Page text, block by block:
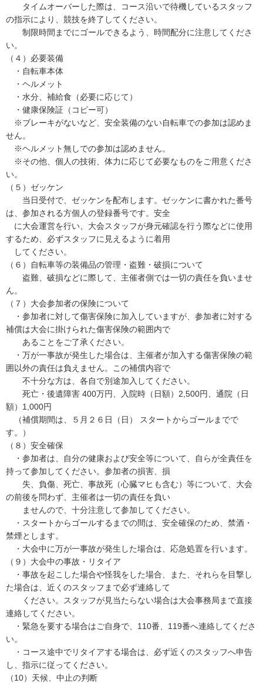
タイムオーバーした際は、コース沿いで待機しているスタッフ
の指示により、競技を終了してください。
制限時間までにゴールできるよう、時間配分に注意してくださ
い。
（４）必要装備
・自転車本体
・ヘルメット
・水分、補給食（必要に応じて）
・健康保険証（コピー可）
※ブレーキがないなど、安全装備のない自転車での参加は認めま
せん。
※ヘルメット無しでの参加は認めません。
※その他、個人の技術、体力に応じて必要なものをご用意くださ
い。
（５）ゼッケン
当日受付で、ゼッケンを配布します。ゼッケンに書かれた番号
は、参加される方個人の登録番号です。安全
に大会運営を行い、大会スタッフが身元確認を行う際などに使用
するため、必ずスタッフに見えるように着用
してください。
（６）自転車等の装備品の管理・盗難・破損について
盗難、破損などに際して、主催者側では一切の責任を負いませ
ん。
（７）大会参加者の保険について
・参加者に対して傷害保険に加入していますが、参加者に対する
補償は大会に掛けられた傷害保険の範囲内で
あることをご了承ください。
・万が一事故が発生した場合は、主催者が加入する傷害保険の範
囲以外の責任は負えません。この補償内容で
不十分な方は、各自で別途加入してください。
死亡・後遺障害 400万円、入院時（日額）2,500円、通院（日
額）1,000円
（補償期間は、５月２６日（日） スタートからゴールまでで
す。）
（８）安全確保
・参加者は、自分の健康および安全等について、自らが全責任を
持って参加してください。参加者の損害、損
失、負傷、死亡、事故死（心臓マヒも含む）等について、大会
の前後を問わず、主催者は一切の責任を負い
ませんので、十分注意して参加してください。
・スタートからゴールするまでの間は、安全確保のため、禁酒・
禁煙とします。
・大会中に万が一事故が発生した場合は、応急処置を行います。
（９）大会中の事故・リタイア
・事故を起こした場合や怪我をした場合、また、それらを目撃し
た場合は、近くのスタッフまで必ず連絡して
ください。スタッフが見当たらない場合は大会事務局まで直接
連絡してください。
・緊急を要する場合はご自身で、110番、119番へ連絡してくださ
い。
・コース途中でリタイアする場合は、必ず近くのスタッフへ申告
し、指示に従ってください。
（10）天候、中止の判断